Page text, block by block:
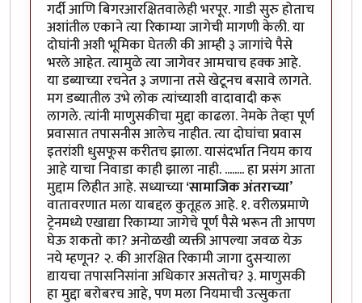
गर्दी आणि बिगरआरक्षितवालेही भरपूर. गाडी सुरु होताच
अशांतील एकाने त्या रिकाम्या जागेची मागणी केली. या
दोघांनी अशी भूमिका घेतली की आम्ही ३ जागांचे पैसे
भरले आहेत. त्यामुळे त्या जागेवर आमचाच हक्क आहे.
या डब्याच्या रचनेत ३ जणाना तसे खेटूनच बसावे लागते.
मग डब्यातील उभे लोक त्यांच्याशी वादावादी करू
लागले. त्यांनी माणुसकीचा मुद्दा काढला. नेमके तेव्हा पूर्ण
प्रवासात तपासनीस आलेच नाहीत. त्या दोघांचा प्रवास
इतरांशी धुसफूस करीतच झाला. यासंदर्भात नियम काय
आहे याचा निवाडा काही झाला नाही. ........ हा प्रसंग आता
मुद्दाम लिहीत आहे. सध्याच्या‘सामाजिक अंतराच्या’
वातावरणात मला याबद्दल कुतूहल आहे. १. वरीलप्रमाणे
ट्रेनमध्ये एखाद्या रिकाम्या जागेचे पूर्ण पैसे भरून ती आपण
घेऊ शकतो का? अनोळखी व्यक्ती आपल्या जवळ येऊ
नये म्हणून? २. की आरक्षित रिकामी जागा दुसऱ्याला
द्यायचा तपासनिसांना अधिकार असतोच? ३. माणुसकी
हा मुद्दा बरोबरच आहे, पण मला नियमाची उत्सुकता